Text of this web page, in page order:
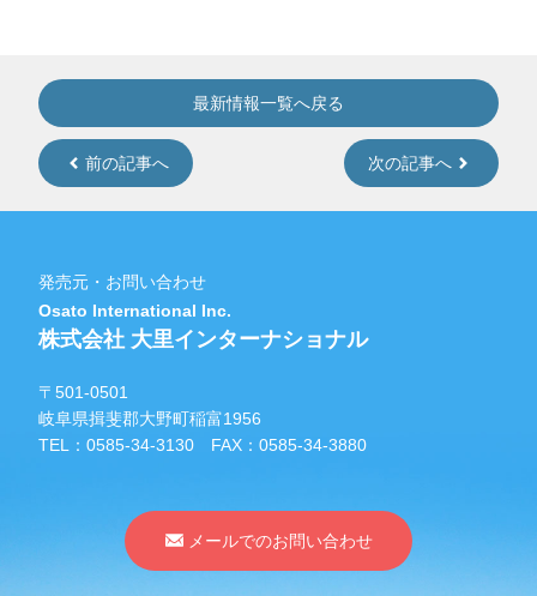
前の記事へ
最新情報一覧へ戻る
次の記事へ
発売元・お問い合わせ
Osato International Inc.
株式会社 大里インターナショナル
〒501-0501
岐阜県揖斐郡大野町稲富1956
TEL： 0585-34-3130 FAX：0585-34-3880
メールでのお問い合わせ